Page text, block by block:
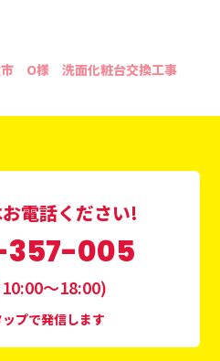
市 O様 洗面化粧台交換工事
電話ください!
357-005
〜18:00)
プで発信します